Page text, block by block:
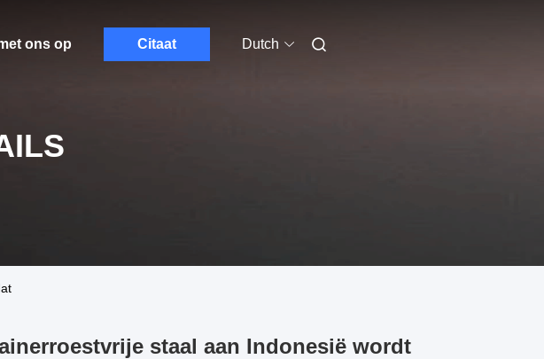
ons op Citaat Dutch
staal aan Indonesië wordt